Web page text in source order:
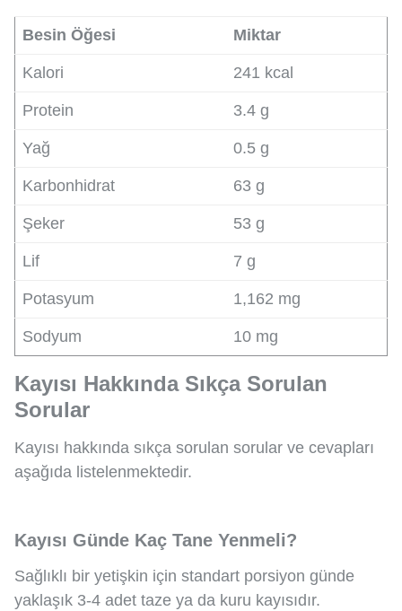
Besin Öğesi Miktar
Kalori 241 kcal
Protein 3.4 g
Yağ 0.5 g
Karbonhidrat 63 g
Şeker 53 g
Lif 7 g
Potasyum 1,162 mg
Sodyum 10 mg
Kayısı Hakkında Sıkça Sorulan
Sorular
Kayısı hakkında sıkça sorulan sorular ve cevapları
aşağıda listelenmektedir.
Kayısı Günde Kaç Tane Yenmeli?
Sağlıklı bir yetişkin için standart porsiyon günde
yaklaşık 3-4 adet taze ya da kuru kayısıdır.